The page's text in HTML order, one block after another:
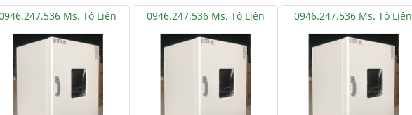
Ms. Tô Liên 0946.247.536 Ms. Tô Liên 0946.247.536 Ms. Tô Liên